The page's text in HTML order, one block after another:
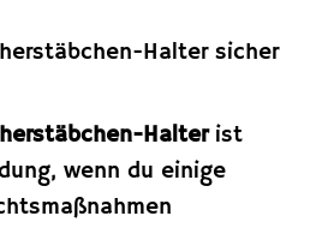
Halter sicher
Halterist
wenn du einige